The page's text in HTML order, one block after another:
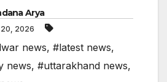
Arya
20, 2026
news, #latest news,
news, #uttarakhand news,